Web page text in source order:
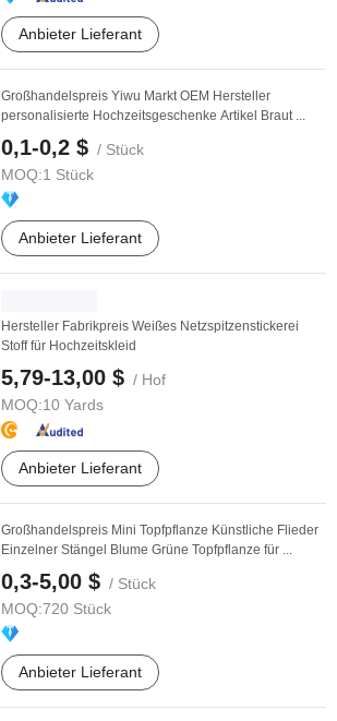
Anbieter Lieferant
Großhandelspreis Yiwu Markt OEM Hersteller
personalisierte Hochzeitsgeschenke Artikel Braut ...
0,1-0,2 $ / Stück
MOQ:1 Stück
Anbieter Lieferant
Hersteller Fabrikpreis Weißes Netzspitzenstickerei
Stoff für Hochzeitskleid
5,79-13,00 $ / Hof
MOQ:10 Yards
Anbieter Lieferant
Großhandelspreis Mini Topfpflanze Künstliche Flieder
Einzelner Stängel Blume Grüne Topfpflanze für ...
0,3-5,00 $ / Stück
MOQ:720 Stück
Anbieter Lieferant